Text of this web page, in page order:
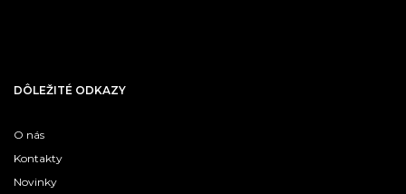
DÔLEŽITÉ ODKAZY
O nás
Kontakty
Novinky